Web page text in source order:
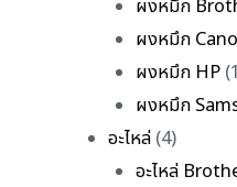
ผงหมึก
ผงหมึก
ผงหมึก HP
ผงหมึก
อะไหล่ (4)
อะไหล่